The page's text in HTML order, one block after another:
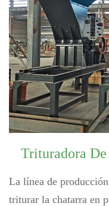
Trituradora
La línea de
triturar la chatarra en